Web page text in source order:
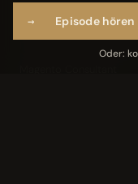
Webseite per Sprache
→ Episode hören
Oder: